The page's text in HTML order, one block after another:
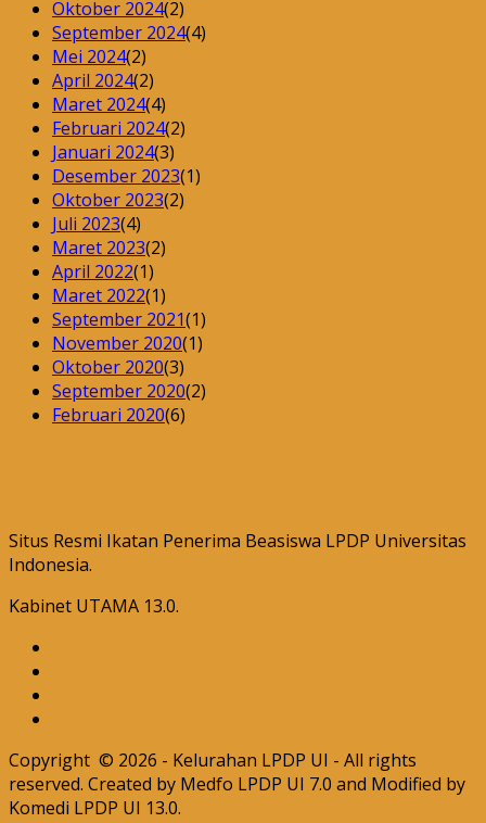
Oktober 2024(2)
September 2024(4)
Mei 2024(2)
April 2024(2)
Maret 2024(4)
Februari 2024(2)
Januari 2024(3)
Desember 2023(1)
Oktober 2023(2)
Juli 2023(4)
Maret 2023(2)
April 2022(1)
Maret 2022(1)
September 2021(1)
November 2020(1)
Oktober 2020(3)
September 2020(2)
Februari 2020(6)
Situs Resmi Ikatan Penerima Beasiswa LPDP Universitas
Indonesia.
Kabinet UTAMA 13.0.
Copyright © 2026 - Kelurahan LPDP UI - All rights
reserved. Created by Medfo LPDP UI 7.0 and Modified by
Komedi LPDP UI 13.0.